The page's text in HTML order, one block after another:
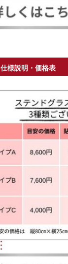
仕様説明・価格表